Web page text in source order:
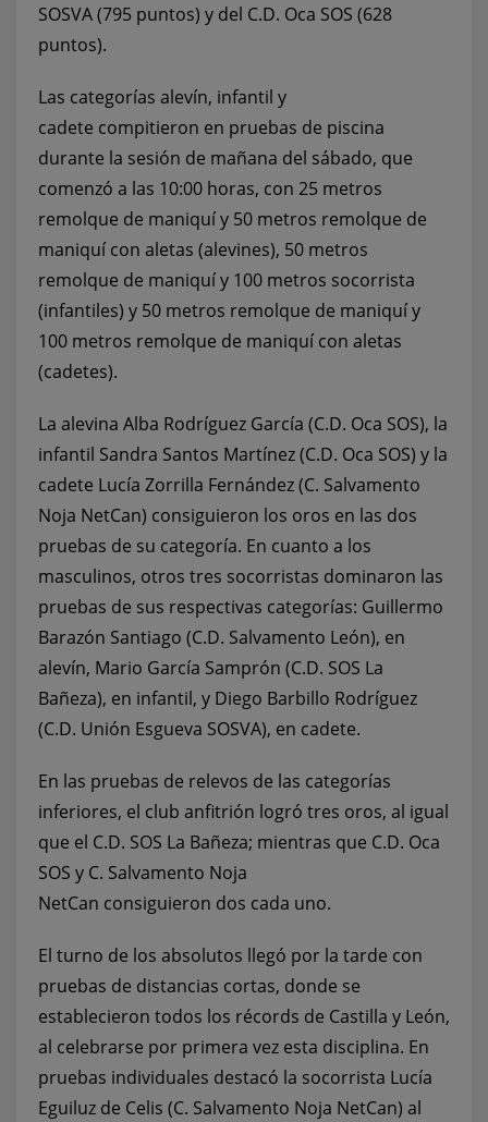
SOSVA (795 puntos) y del C.D. Oca SOS (628
puntos).
Las categorías alevín, infantil y
cadete compitieron en pruebas de piscina
durante la sesión de mañana del sábado, que
comenzó a las 10:00 horas, con 25 metros
remolque de maniquí y 50 metros remolque de
maniquí con aletas (alevines), 50 metros
remolque de maniquí y 100 metros socorrista
(infantiles) y 50 metros remolque de maniquí y
100 metros remolque de maniquí con aletas
(cadetes).
La alevina Alba Rodríguez García (C.D. Oca SOS), la
infantil Sandra Santos Martínez (C.D. Oca SOS) y la
cadete Lucía Zorrilla Fernández (C. Salvamento
Noja NetCan) consiguieron los oros en las dos
pruebas de su categoría. En cuanto a los
masculinos, otros tres socorristas dominaron las
pruebas de sus respectivas categorías: Guillermo
Barazón Santiago (C.D. Salvamento León), en
alevín, Mario García Samprón (C.D. SOS La
Bañeza), en infantil, y Diego Barbillo Rodríguez
(C.D. Unión Esgueva SOSVA), en cadete.
En las pruebas de relevos de las categorías
inferiores, el club anfitrión logró tres oros, al igual
que el C.D. SOS La Bañeza; mientras que C.D. Oca
SOS y C. Salvamento Noja
NetCan consiguieron dos cada uno.
El turno de los absolutos llegó por la tarde con
pruebas de distancias cortas, donde se
establecieron todos los récords de Castilla y León,
al celebrarse por primera vez esta disciplina. En
pruebas individuales destacó la socorrista Lucía
Eguiluz de Celis (C. Salvamento Noja NetCan) al